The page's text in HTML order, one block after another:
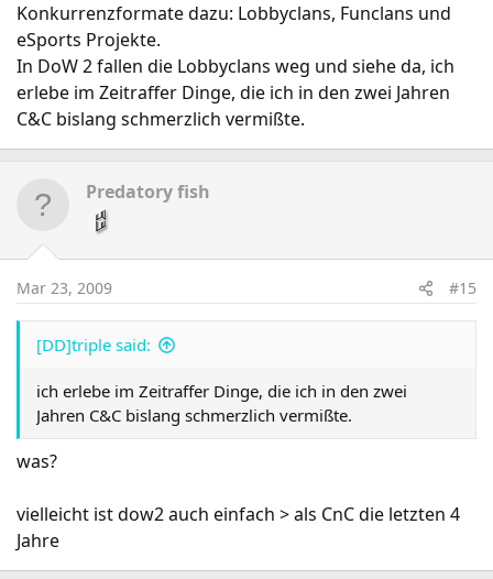
Konkurrenzformate dazu: Lobbyclans, Funclans und
eSports Projekte.
In DoW 2 fallen die Lobbyclans weg und siehe da, ich
erlebe im Zeitraffer Dinge, die ich in den zwei Jahren
C&C bislang schmerzlich vermißte.
Predatory fish
Mar 23, 2009 #15
[DD]triple said:
ich erlebe im Zeitraffer Dinge, die ich in den zwei
Jahren C&C bislang schmerzlich vermißte.
was?
vielleicht ist dow2 auch einfach > als CnC die letzten 4
Jahre